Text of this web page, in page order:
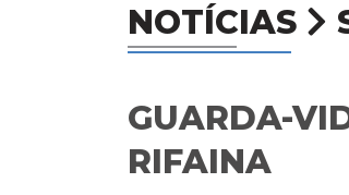
NOTÍCIAS
GUARDA-
RIFAINA